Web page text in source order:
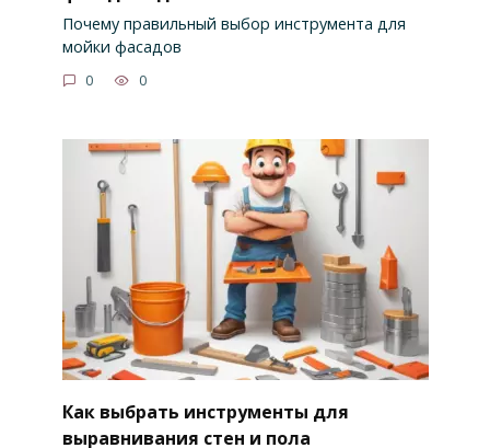
Почему правильный выбор инструмента для
мойки фасадов
0 0
Как выбрать инструменты для
выравнивания стен и пола